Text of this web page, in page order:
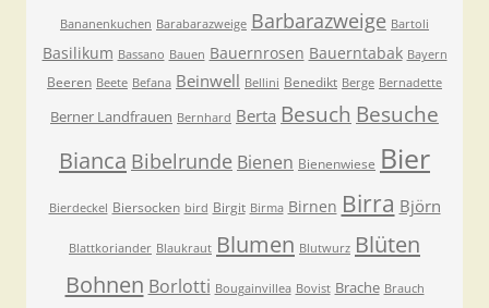
Bananenkuchen Barabarazweige Barbarazweige Bartoli
Basilikum Bassano Bauen Bauernrosen Bauerntabak Bayern
Beeren Beete Befana Beinwell Bellini Benedikt Berge Bernadette
Berner Landfrauen Bernhard Berta Besuch Besuche
Bianca Bibelrunde Bienen Bienenwiese Bier
Bierdeckel Biersocken bird Birgit Birma Birnen Birra Björn
Blattkoriander Blaukraut Blumen Blutwurz Blüten
Bohnen Borlotti Bougainvillea Bovist Brache Brauch